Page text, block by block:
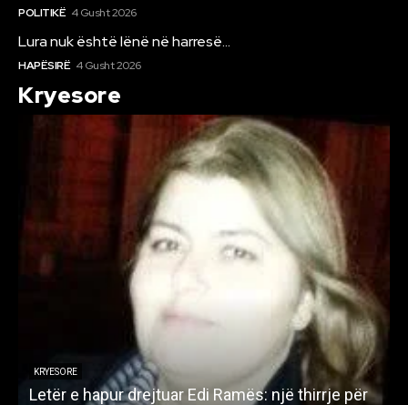
POLITIKË 4 Gusht 2026
Lura nuk është lënë në harresë…
HAPËSIRË 4 Gusht 2026
Kryesore
KRYESORE
Letër e hapur drejtuar Edi Ramës: një thirrje për